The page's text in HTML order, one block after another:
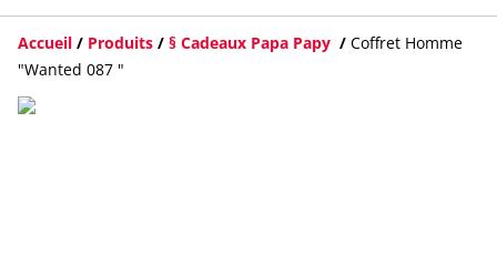
Accueil / Produits / § Cadeaux Papa Papy / Coffret Homme
"Wanted 087 "